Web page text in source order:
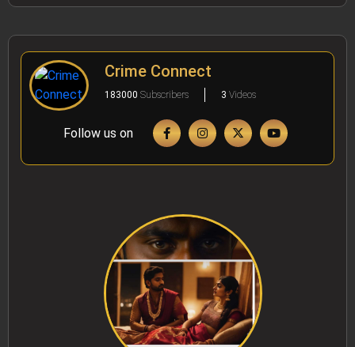
Crime Connect
183000 Subscribers 3 Videos
Follow us on